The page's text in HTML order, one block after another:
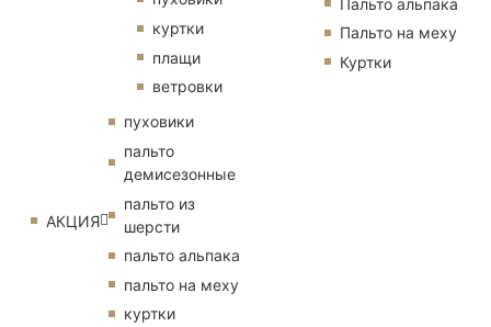
куртки
плащи
ветровки
АКЦИЯ
пуховики
пальто
демисезонные
пальто из
шерсти
пальто альпака
пальто на меху
куртки
Пальто на меху
Куртки